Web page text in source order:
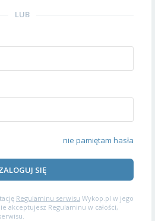
LUB
nie pamiętam hasła
SIĘ
Regulaminu serwisu Wykop.pl w jego
akceptujesz Regulaminu w całości,